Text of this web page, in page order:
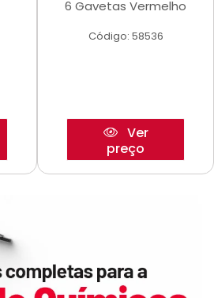
6 Gavetas Vermelho
Código: 58536
Ver
preço